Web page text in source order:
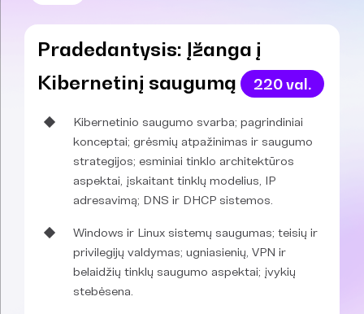
Pradedantysis: Įžanga į
Kibernetinį saugumą
220 val.
Kibernetinio saugumo svarba; pagrindiniai
konceptai; grėsmių atpažinimas ir saugumo
strategijos; esminiai tinklo architektūros
aspektai, įskaitant tinklų modelius, IP
adresavimą; DNS ir DHCP sistemos.
Windows ir Linux sistemų saugumas; teisių ir
privilegijų valdymas; ugniasienių, VPN ir
belaidžių tinklų saugumo aspektai; įvykių
stebėsena.